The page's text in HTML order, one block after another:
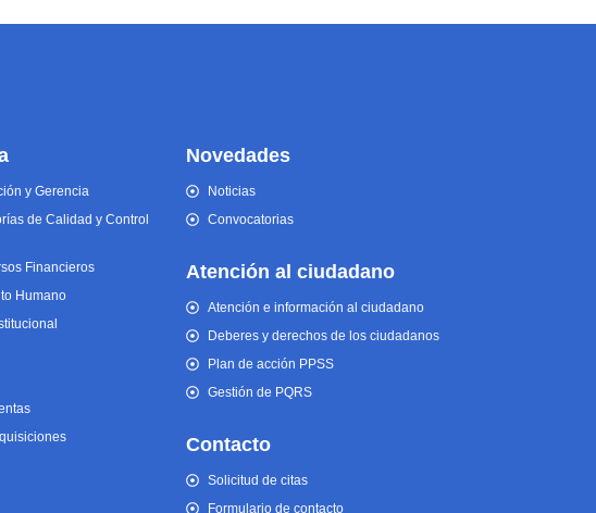
y Gerencia
de Calidad y Control
Financieros
Humano
Novedades
Noticias
Convocatorias
Atención al ciudadano
Atención e información al ciudadano
Deberes y derechos de los ciudadanos
Plan de acción PPSS
Gestión de PQRS
Contacto
Solicitud de citas
Formulario de contacto